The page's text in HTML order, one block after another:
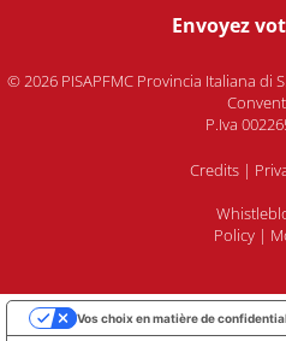
Envoyez
© 2026 PISAPFMC Provincia Italiana di
P.Iva
Credits |
Policy|
Vos choix en matière de